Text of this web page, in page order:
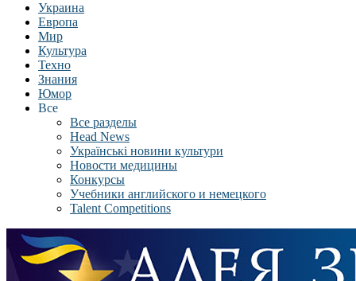
Украина
Европа
Мир
Культура
Техно
Знания
Юмор
Все
Все разделы
Head News
Українські новини культури
Новости медицины
Конкурсы
Учебники английского и немецкого
Talent Competitions